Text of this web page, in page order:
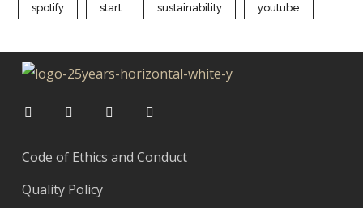
spotify start sustainability youtube
Code of Ethics and Conduct
Quality Policy